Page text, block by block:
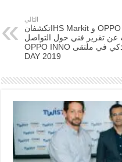
التالي
OPPO و IHS Markitتكشفان
عن تقرير فني حول التواصل
الذكي في ملتقى OPPO INNO
DAY 2019